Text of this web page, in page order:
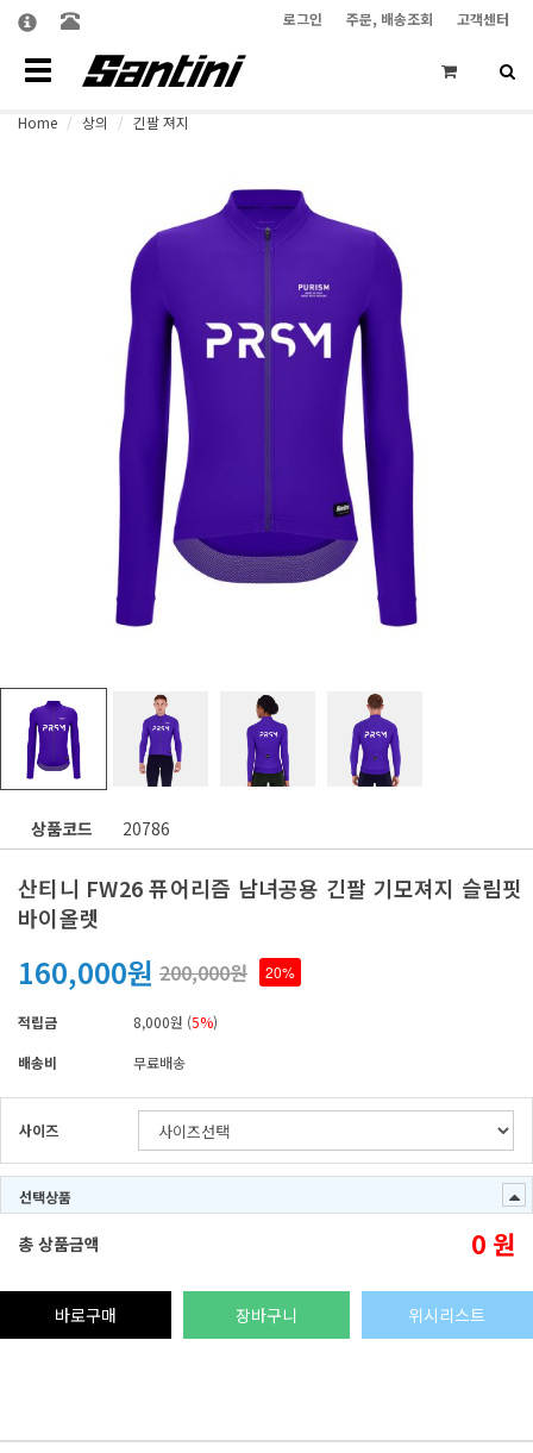
로그인 주문, 배송조회 고객센터
Toggle
navigation
Home 상의 긴팔 져지
상품코드 20786
산티니 FW26 퓨어리즘 남녀공용 긴팔 기모져지 슬림핏
바이올렛
160,000원 200,000원 20%
적립금 8,000원 (5%)
배송비
무료배송
사이즈
선택상품
총 상품금액 0 원
바로구매 장바구니 위시리스트